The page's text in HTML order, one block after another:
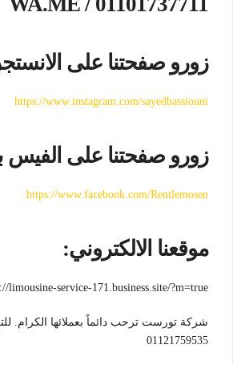
زورو صفحتنا على
https://www.instagram.com/sayedbassiouni
زورو صفحتنا على الفيس
https://www.facebook.com/Rentlemosen
موقعنا الالكتروني:
limousine-service-171.business.site/?m=true
01121759535